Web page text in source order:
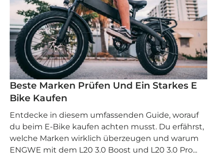
Beste Marken Prüfen Und Ein Starkes E
Bike Kaufen
Entdecke in diesem umfassenden Guide, worauf
du beim E-Bike kaufen achten musst. Du erfährst,
welche Marken wirklich überzeugen und warum
ENGWE mit dem L20 3.0 Boost und L20 3.0 Pro...